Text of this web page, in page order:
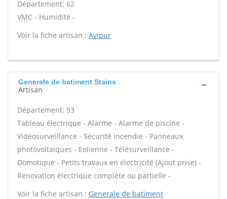
Département: 62
VMC - Humidité -
Voir la fiche artisan : Avipur
Generale de batiment Stains
Artisan
Département: 93
Tableau électrique - Alarme - Alarme de piscine -
Vidéosurveillance - Sécurité incendie - Panneaux
photovoltaïques - Eolienne - Télésurveillance -
Domotique - Petits travaux en électricité (Ajout prise) -
Rénovation électrique complète ou partielle -
Voir la fiche artisan : Generale de batiment